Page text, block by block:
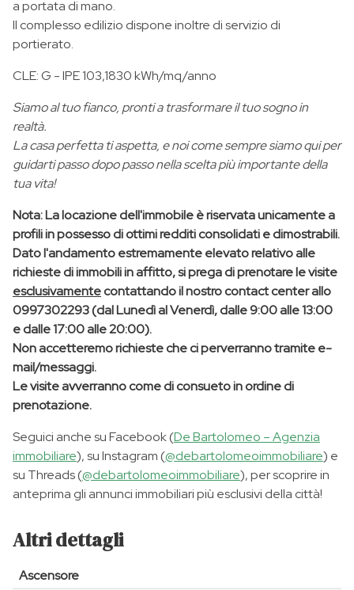
a portata di mano.
Il complesso edilizio dispone inoltre di servizio di
portierato.
CLE: G - IPE 103,1830 kWh/mq/anno
Siamo al tuo fianco, pronti a trasformare il tuo sogno in
realtà.
La casa perfetta ti aspetta, e noi come sempre siamo qui per
guidarti passo dopo passo nella scelta più importante della
tua vita!
Nota:La locazione dell'immobile è riservata unicamente a
profili in possesso di ottimi redditi consolidati e dimostrabili.
Dato l'andamento estremamente elevato relativo alle
richieste di immobili in affitto, si prega di prenotare le visite
esclusivamentecontattando il nostro contact center allo
0997302293 (dal Lunedì al Venerdì, dalle 9:00 alle 13:00
e dalle 17:00 alle 20:00).
Non accetteremo richieste che ci perverranno tramite e-
mail/messaggi.
Le visite avverranno come di consueto in ordine di
prenotazione.
Seguici anche su Facebook (De Bartolomeo – Agenzia
immobiliare), su Instagram (@debartolomeoimmobiliare) e
su Threads (@debartolomeoimmobiliare), per scoprire in
anteprima gli annunci immobiliari più esclusivi della città!
Altri dettagli
Ascensore